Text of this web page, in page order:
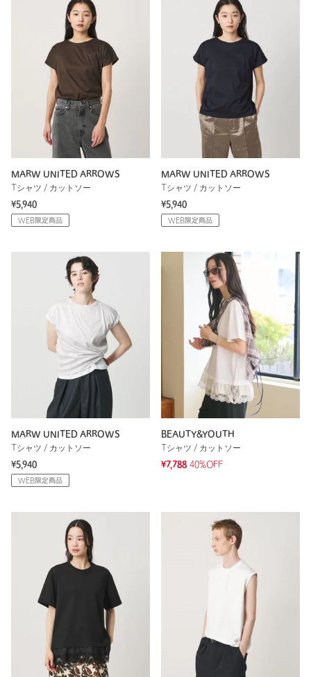
MARW UNITED ARROWS
Tシャツ / カットソー
¥5,940
WEB限定商品
MARW UNITED ARROWS
Tシャツ / カットソー
¥5,940
WEB限定商品
MARW UNITED ARROWS
Tシャツ / カットソー
¥5,940
WEB限定商品
BEAUTY&YOUTH
Tシャツ / カットソー
¥7,788 40%OFF